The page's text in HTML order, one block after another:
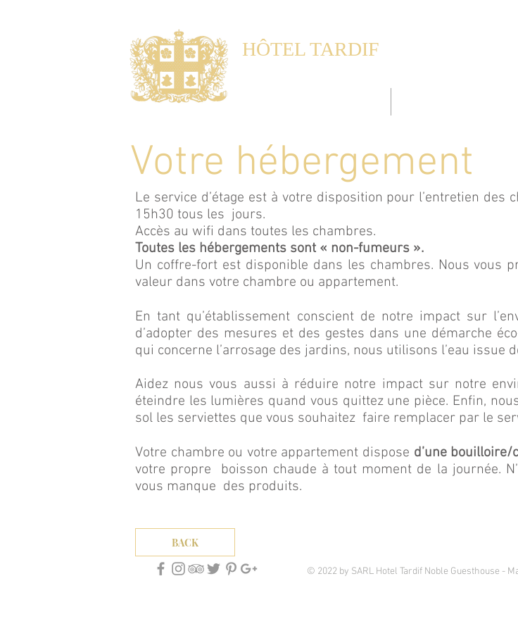
HÔTEL TARDIF
Votre hébergement
Le service d’étage est à votre disposition pour l’entretien des
15h30 tous les jours.
Accès au wifi dans toutes les chambres.
Toutes les hébergements sont « non-fumeurs ».
Un coffre-fort est disponible dans les chambres. Nous vous
valeur dans votre chambre ou appartement.
En tant qu’établissement conscient de notre impact sur
d’adopter des mesures et des gestes dans une démarche
qui concerne l’arrosage des jardins, nous utilisons l’eau issue
Aidez nous vous aussi à réduire notre impact sur notre
éteindre les lumières quand vous quittez une pièce. Enfin,
sol les serviettes que vous souhaitez faire remplacer par le
Votre chambre ou votre appartement dispose d’une bouilloire/
votre propre boisson chaude à tout moment de la journée.
vous manque des produits.
BACK
© 2022 by SARL Hotel Tardif Noble Guesthouse -